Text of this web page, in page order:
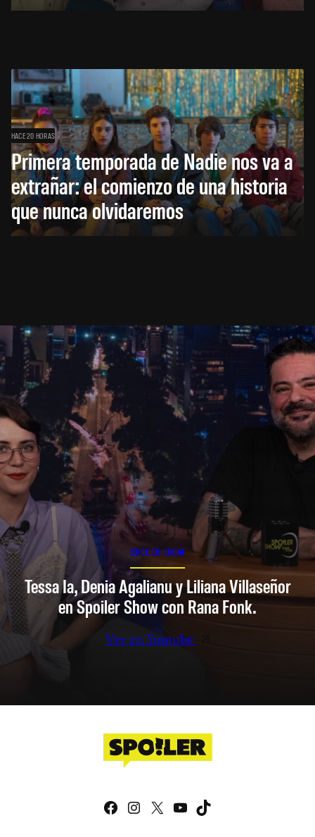
HACE 20 HORAS
Primera temporada de Nadie nos va a
extrañar: el comienzo de una historia
que nunca olvidaremos
SPOILER SHOW
Tessa Ia, Denia Agalianu y Liliana Villaseñor
en Spoiler Show con Rana Fonk.
Ver en Youtube
Facebook
Instagram
X YouTube